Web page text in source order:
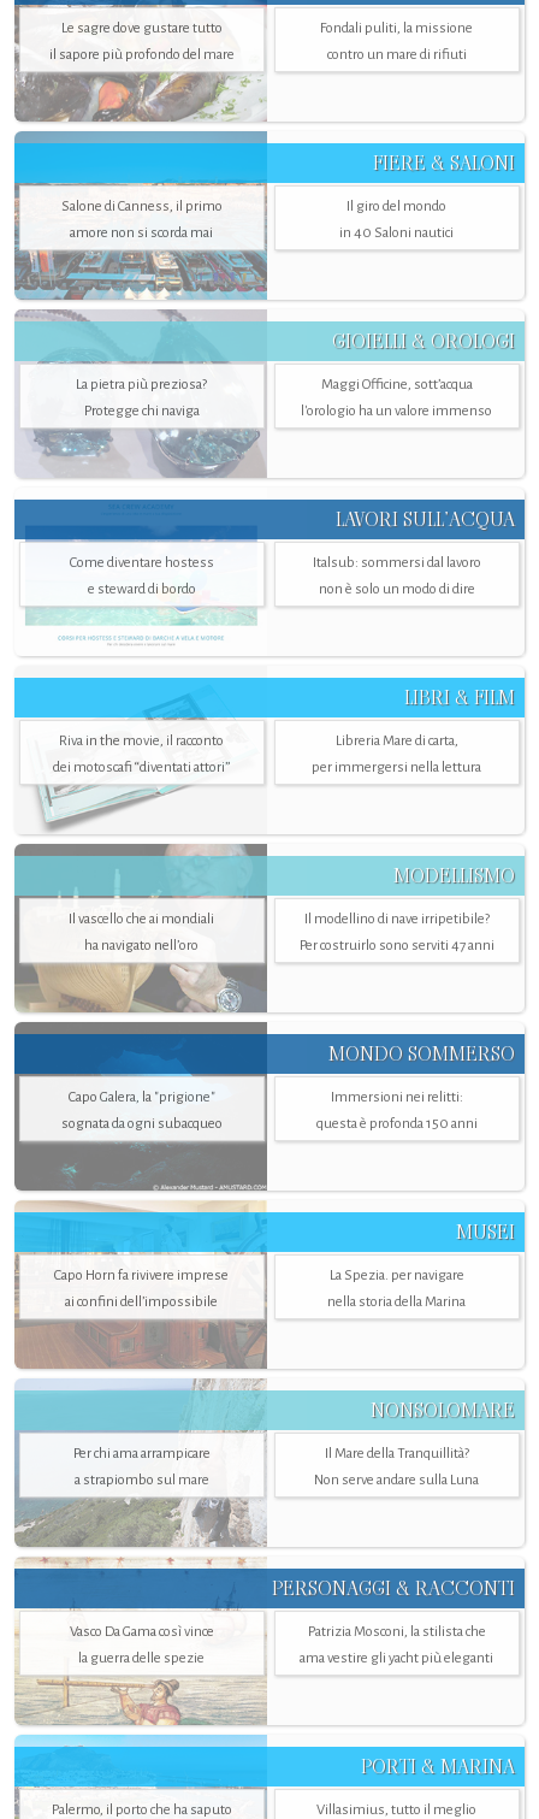
Le sagre dove gustare tutto
il sapore più profondo del mare
Fondali puliti, la missione
contro un mare di rifiuti
FIERE & SALONI
Salone di Canness, il primo
amore non si scorda mai
Il giro del mondo
in 40 Saloni nautici
GIOIELLI & OROLOGI
La pietra più preziosa?
Protegge chi naviga
Maggi Officine, sott’acqua
l'orologio ha un valore immenso
LAVORI SULL’ACQUA
Come diventare hostess
e steward di bordo
Italsub: sommersi dal lavoro
non è solo un modo di dire
LIBRI & FILM
Riva in the movie, il racconto
dei motoscafi “diventati attori”
Libreria Mare di carta,
per immergersi nella lettura
MODELLISMO
Il vascello che ai mondiali
ha navigato nell’oro
Il modellino di nave irripetibile?
Per costruirlo sono serviti 47 anni
MONDO SOMMERSO
Capo Galera, la "prigione"
sognata da ogni subacqueo
Immersioni nei relitti:
questa è profonda 150 anni
MUSEI
Capo Horn fa rivivere imprese
ai confini dell’impossibile
La Spezia. per navigare
nella storia della Marina
NONSOLOMARE
Per chi ama arrampicare
a strapiombo sul mare
Il Mare della Tranquillità?
Non serve andare sulla Luna
PERSONAGGI & RACCONTI
Vasco Da Gama così vince
la guerra delle spezie
Patrizia Mosconi, la stilista che
ama vestire gli yacht più eleganti
PORTI & MARINA
Palermo, il porto che ha saputo Villasimius, tutto il meglio